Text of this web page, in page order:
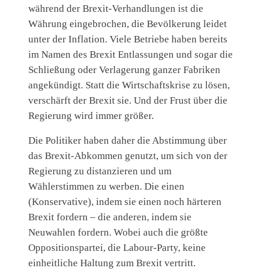
während der Brexit-Verhandlungen ist die
Währung eingebrochen, die Bevölkerung leidet
unter der Inflation. Viele Betriebe haben bereits
im Namen des Brexit Entlassungen und sogar die
Schließung oder Verlagerung ganzer Fabriken
angekündigt. Statt die Wirtschaftskrise zu lösen,
verschärft der Brexit sie. Und der Frust über die
Regierung wird immer größer.
Die Politiker haben daher die Abstimmung über
das Brexit-Abkommen genutzt, um sich von der
Regierung zu distanzieren und um
Wählerstimmen zu werben. Die einen
(Konservative), indem sie einen noch härteren
Brexit fordern – die anderen, indem sie
Neuwahlen fordern. Wobei auch die größte
Oppositionspartei, die Labour-Party, keine
einheitliche Haltung zum Brexit vertritt.